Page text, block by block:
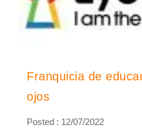
Franquicia de
ojos
Posted : 12/07/2022